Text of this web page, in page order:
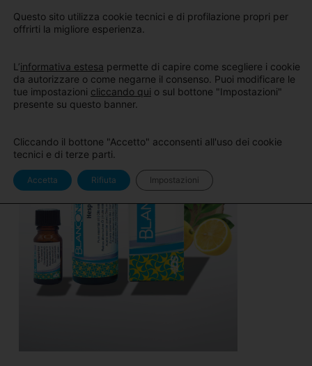
Sito
BlancOne
Area Pro
BlancOne
Questo sito utilizza cookie tecnici e di profilazione propri per
offrirti la migliore esperienza.
L’informativa estesa permette di capire come scegliere i cookie
da autorizzare o come negarne il consenso. Puoi modificare le
tue impostazioni cliccando qui o sul bottone "Impostazioni"
presente su questo banner.
Cliccando il bottone "Accetto" acconsenti all'uso dei cookie
tecnici e di terze parti.
Accetta Rifiuta Impostazioni